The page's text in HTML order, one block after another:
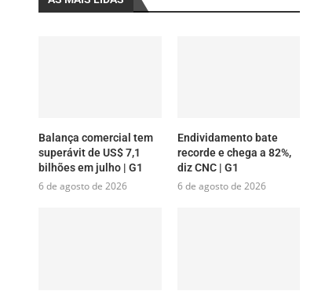
Balança comercial tem
superávit de US$ 7,1
bilhões em julho | G1
6 de agosto de 2026
Endividamento bate
recorde e chega a 82%,
diz CNC | G1
6 de agosto de 2026